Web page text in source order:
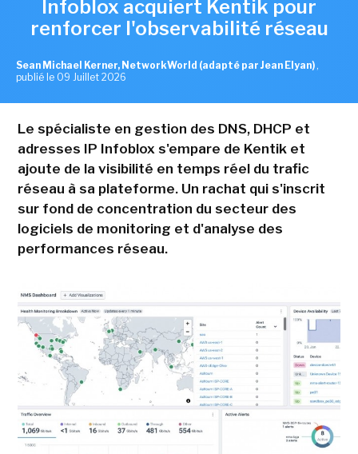
Infoblox acquiert Kentik pour
renforcer l'observabilité réseau
Sean Michael Kerner, NetworkWorld (adapté par Jean Elyan) ,
publié le 09 Juillet 2026
Le spécialiste en gestion des DNS, DHCP et
adresses IP Infoblox s'empare de Kentik et
ajoute de la visibilité en temps réel du trafic
réseau à sa plateforme. Un rachat qui s'inscrit
sur fond de concentration du secteur des
logiciels de monitoring et d'analyse des
performances réseau.